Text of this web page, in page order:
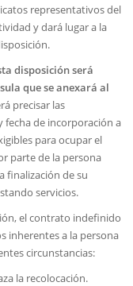
representativos del
y dará lugar a la
disposición será
que se anexará al
precisar las
fecha de incorporación a
para ocupar el
parte de la persona
finalización de su
servicios.
el contrato indefinido
inherentes a la persona
circunstancias:
la recolocación.